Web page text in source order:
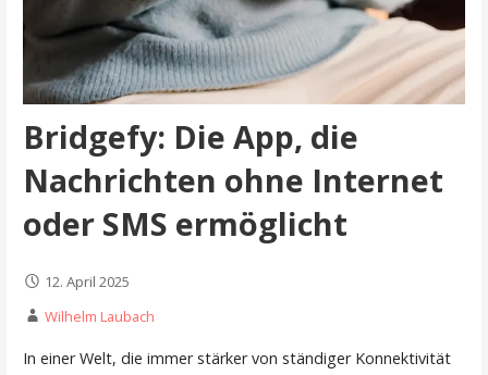
Bridgefy: Die App, die
Nachrichten ohne Internet
oder SMS ermöglicht
12. April 2025
Wilhelm Laubach
In einer Welt, die immer stärker von ständiger Konnektivität